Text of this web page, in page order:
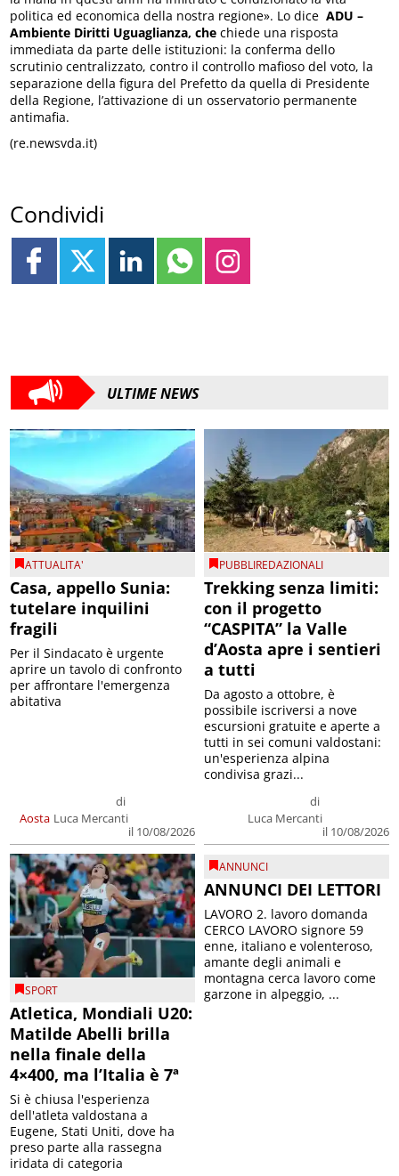
politica ed economica della nostra regione». Lo diceADU –
Ambiente Diritti Uguaglianza, che chiede una risposta
immediata da parte delle istituzioni: la conferma dello
scrutinio centralizzato, contro il controllo mafioso del voto, la
separazione della figura del Prefetto da quella di Presidente
della Regione, l’attivazione di un osservatorio permanente
antimafia.
(re.newsvda.it)
Condividi
ULTIME NEWS
ATTUALITA'
Casa, appello Sunia:
tutelare inquilini
fragili
Aosta
di
Luca Mercanti
il 10/08/2026
Per il Sindacato è urgente
aprire un tavolo di confronto
per affrontare l'emergenza
abitativa
PUBBLIREDAZIONALI
Trekking senza limiti:
con il progetto
“CASPITA” la Valle
d’Aosta apre i sentieri
a tutti
di
Luca Mercanti
il 10/08/2026
Da agosto a ottobre, è
possibile iscriversi a nove
escursioni gratuite e aperte a
tutti in sei comuni valdostani:
un'esperienza alpina
condivisa grazi...
SPORT
Atletica, Mondiali U20:
Matilde Abelli brilla
nella finale della
4×400, ma l’Italia è 7ª
Si è chiusa l'esperienza
dell'atleta valdostana a
Eugene, Stati Uniti, dove ha
preso parte alla rassegna
iridata di categoria
ANNUNCI
ANNUNCI DEI LETTORI
LAVORO 2. lavoro domanda
CERCO LAVORO signore 59
enne, italiano e volenteroso,
amante degli animali e
montagna cerca lavoro come
garzone in alpeggio, ...